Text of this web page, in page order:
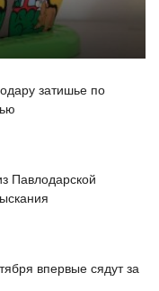
затишье по
Павлодарской
впервые сядут за